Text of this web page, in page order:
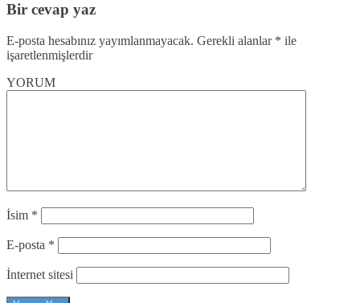
Bir cevap yaz
E-posta hesabınız yayımlanmayacak. Gerekli alanlar * ile
işaretlenmişlerdir
YORUM
İsim *
E-posta *
İnternet sitesi